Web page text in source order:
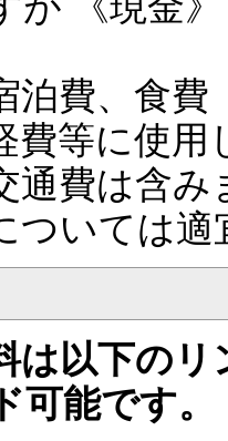
泊費、食費
費等に使用
通費は含
ついては
は以下の
可能です。